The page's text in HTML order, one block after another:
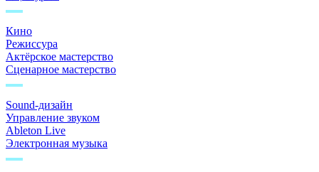
Кино
Режиссура
Актёрское мастерство
Сценарное мастерство
Sound-дизайн
Управление звуком
Ableton Live
Электронная музыка